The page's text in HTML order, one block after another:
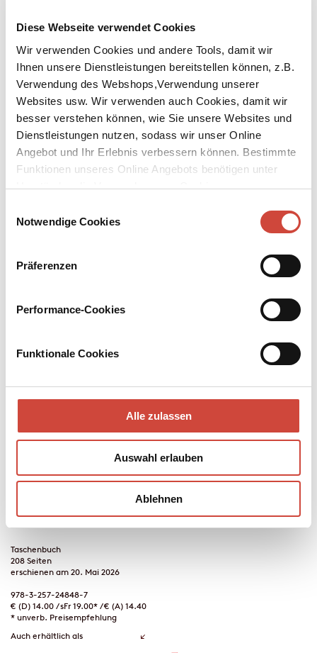
Diese Webseite verwendet Cookies
Wir verwenden Cookies und andere Tools, damit wir
Ihnen unsere Dienstleistungen bereitstellen können, z.B.
Verwendung des Webshops,Verwendung unserer
Websites usw. Wir verwenden auch Cookies, damit wir
besser verstehen können, wie Sie unsere Websites und
Dienstleistungen nutzen, sodass wir unser Online
Angebot und Ihr Erlebnis verbessern können. Bestimmte
Funktionen unseres Online Angebots benötigen unter
Umständen die Verwendung von Cookies von
Notwendige Cookies
Präferenzen
Performance-Cookies
Funktionale Cookies
Alle zulassen
Auswahl erlauben
Ablehnen
Kaufen
Regenschatten
Anna und David wollen zusammenleben. Doch dann merkt Anna,
dass sie schwanger ist und das Kind nicht von ihm sein kann. Als
gestellt, in einer Welt, die aus den Fugen geraten ist. Während
draußen brennende Vögel vom Himmel fallen und Staubstürme
Taschenbuch
208 Seiten
erschienen am 20. Mai 2026
978-3-257-24848-7
€ (D) 14.00 / sFr 19.00* / € (A) 14.40
* unverb. Preisempfehlung
Auch erhältlich als